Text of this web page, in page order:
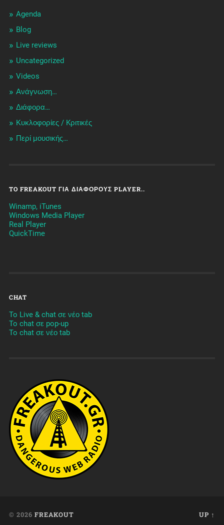
Agenda
Blog
Live reviews
Uncategorized
Videos
Ανάγνωση…
Διάφορα…
Κυκλοφορίες / Kριτικές
Περί μουσικής…
TO FREAKOUT ΓΙΑ ΔΙΆΦΟΡΟΥΣ PLAYER..
Winamp, iTunes
Windows Media Player
Real Player
QuickTime
CHAT
To Live & chat σε νέο tab
To chat σε pop-up
To chat σε νέο tab
© 2026 FREAKOUT UP ↑